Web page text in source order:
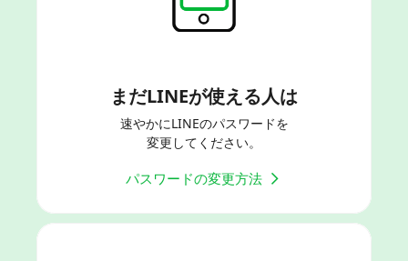
まだLINEが使える人は
速やかにLINEのパスワードを
変更してください。
パスワードの変更方法